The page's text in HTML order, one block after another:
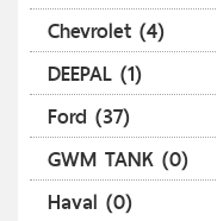
Chevrolet (4)
DEEPAL (1)
Ford (37)
GWM TANK (0)
Haval (0)